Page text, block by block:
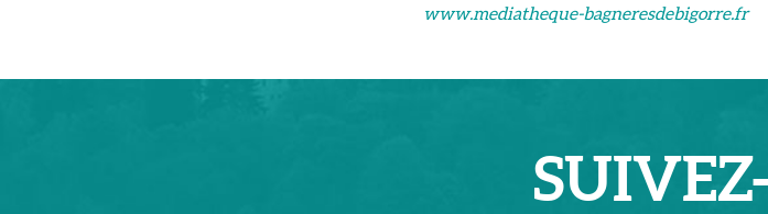
www.mediatheque-bagneresdebigorre.fr